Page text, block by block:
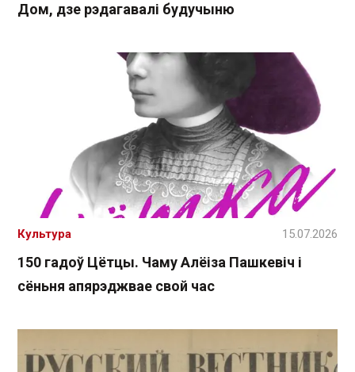
Дом, дзе рэдагавалі будучыню
150 гадоў Цётцы. Чаму Алёіза Пашкевіч і
сёньня апярэджвае свой час
Культура 15.07.2026